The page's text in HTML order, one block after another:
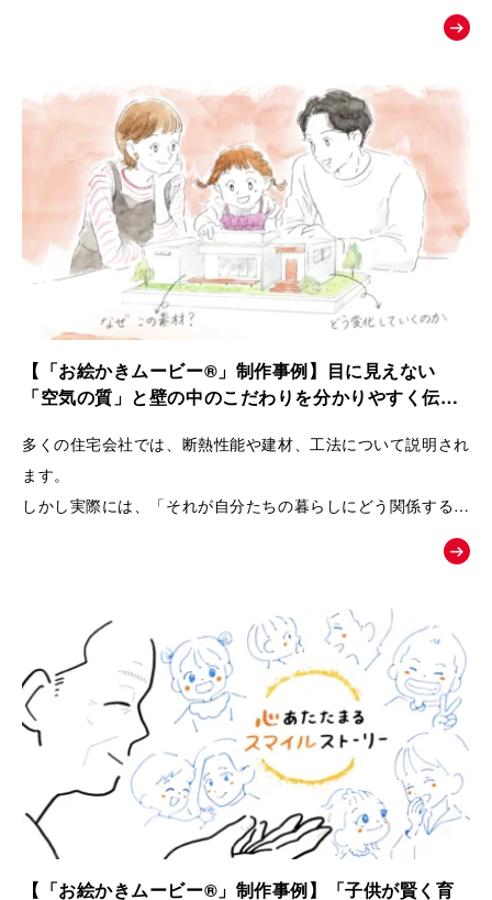
働き盛りでの介護離職防止や、ケアラーのメンタルヘルスとい
う現代の重要な社会課題にスポットを当てた、啓発・相談窓口
【「お絵かきムービー®」制作事例】目に見えない
「空気の質」と壁の中のこだわりを分かりやすく伝え
多くの住宅会社では、断熱性能や建材、工法について説明され
ます。
しかし実際には、「それが自分たちの暮らしにどう関係するの
か」が伝わりにくく、お客様の記憶に残りにくいという課題が
そこで本作品では、「子どもの湿疹」「夫のアレルギー」とい
う、多くの子育て世代が共感しやすい悩みを入口に設定しまし
た。
そして、家づくりを通して健康や暮らしが変化していく過程を
追体験していただくことで、
「空気の質」「見えない部分の素材」「長く快適に暮らせる家
づくり」の大切さを、感情とともに自然に理解していただける
構成になっています。
【「お絵かきムービー®」制作事例】「子供が賢く育